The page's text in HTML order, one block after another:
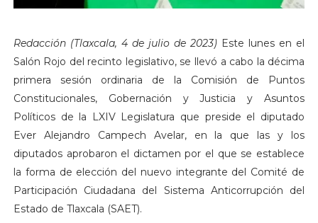
Redacción (Tlaxcala, 4 de julio de 2023) Este lunes en el
Salón Rojo del recinto legislativo, se llevó a cabo la décima
primera sesión ordinaria de la Comisión de Puntos
Constitucionales, Gobernación y Justicia y Asuntos
Políticos de la LXIV Legislatura que preside el diputado
Ever Alejandro Campech Avelar, en la que las y los
diputados aprobaron el dictamen por el que se establece
la forma de elección del nuevo integrante del Comité de
Participación Ciudadana del Sistema Anticorrupción del
Estado de Tlaxcala (SAET).